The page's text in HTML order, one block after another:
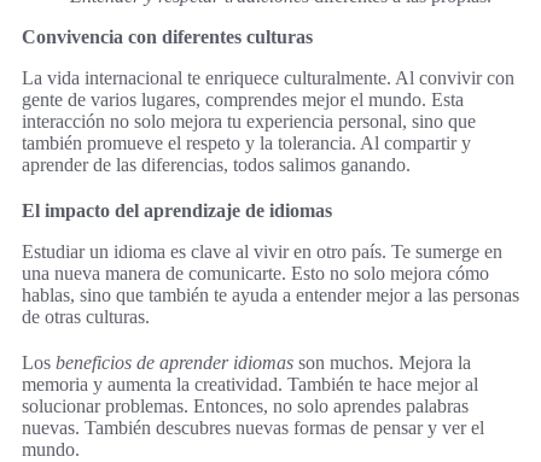
Convivencia con diferentes culturas
La vida internacional te enriquece culturalmente. Al convivir con
gente de varios lugares, comprendes mejor el mundo. Esta
interacción no solo mejora tu experiencia personal, sino que
también promueve el respeto y la tolerancia. Al compartir y
aprender de las diferencias, todos salimos ganando.
El impacto del aprendizaje de idiomas
Estudiar un idioma es clave al vivir en otro país. Te sumerge en
una nueva manera de comunicarte. Esto no solo mejora cómo
hablas, sino que también te ayuda a entender mejor a las personas
de otras culturas.
Los beneficios de aprender idiomas son muchos. Mejora la
memoria y aumenta la creatividad. También te hace mejor al
solucionar problemas. Entonces, no solo aprendes palabras
nuevas. También descubres nuevas formas de pensar y ver el
mundo.